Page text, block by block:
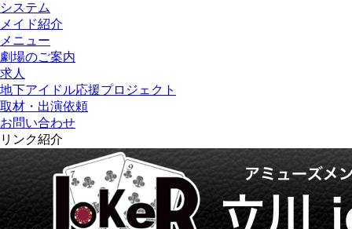
システム
メイド紹介
メニュー
劇場のご案内
求人
地下アイドル応援プロジェクト
取材・出演依頼
お問い合わせ
リンク紹介